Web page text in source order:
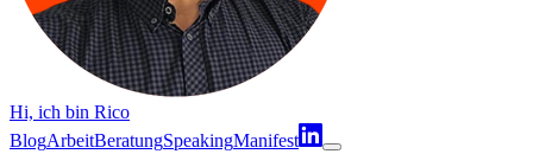
Hi, ich bin Rico
BlogArbeitBeratungSpeakingManifest